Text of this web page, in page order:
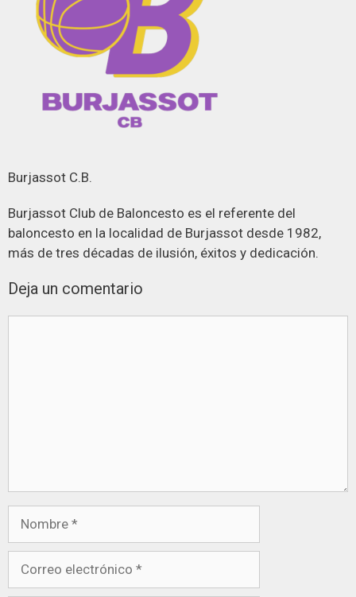
Burjassot C.B.
Burjassot Club de Baloncesto es el referente del
baloncesto en la localidad de Burjassot desde 1982,
más de tres décadas de ilusión, éxitos y dedicación.
Deja un comentario